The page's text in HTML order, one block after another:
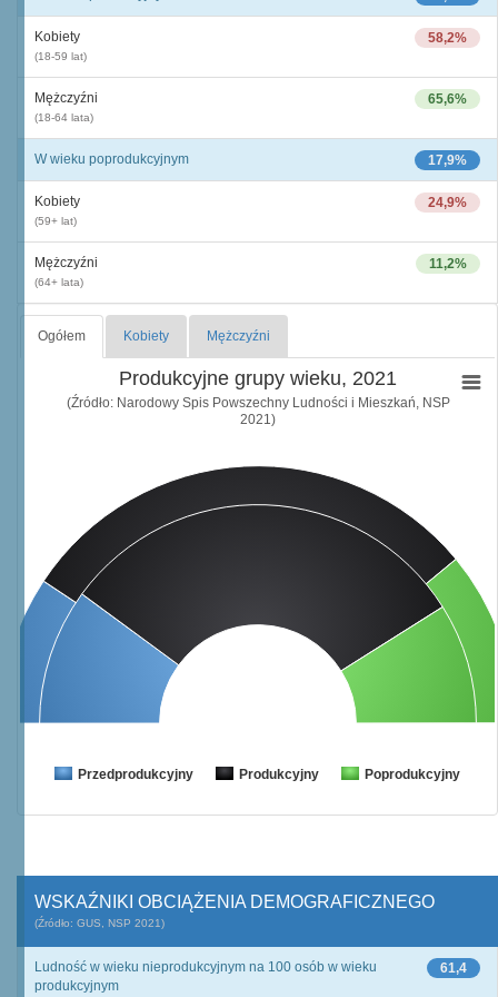
58,2%
Kobiety
(18-59 lat)
65,6%
Mężczyźni
(18-64 lata)
17,9%
W wieku poprodukcyjnym
24,9%
Kobiety
(59+ lat)
11,2%
Mężczyźni
(64+ lata)
Ogółem Kobiety Mężczyźni
Produkcyjne grupy wieku, 2021
(Źródło: Narodowy Spis Powszechny Ludności i Mieszkań, NSP
2021)
Przedprodukcyjny Produkcyjny Poprodukcyjny
WSKAŹNIKI OBCIĄŻENIA DEMOGRAFICZNEGO
(Źródło: GUS, NSP 2021)
61,4
Ludność w wieku nieprodukcyjnym na 100 osób w wieku
produkcyjnym